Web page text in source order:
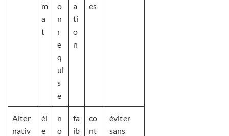
m
a
t
o
n
r
e
q
ui
s
e
a
ti
o
n
és
Alter
nativ
él
e
n
o
fa
ib
co
nt
éviter
sans